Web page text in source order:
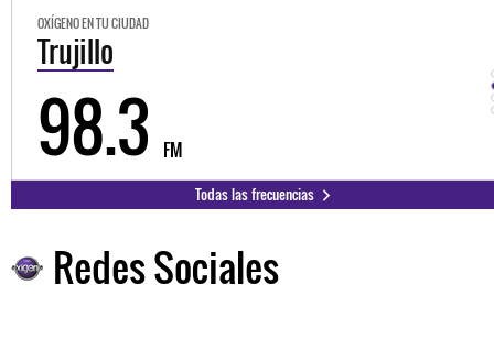
OXÍGENO EN TU CIUDAD
Trujillo
98.3 FM
Todas las frecuencias
Redes Sociales